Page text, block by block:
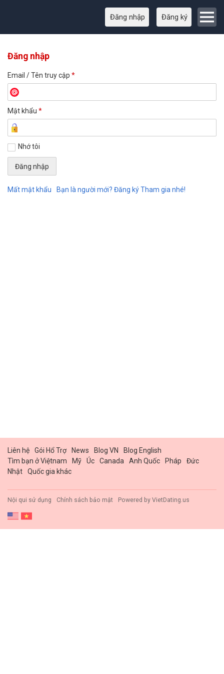
Đăng nhập Đăng ký
Đăng nhập
Email / Tên truy cập *
Mật khẩu *
Nhớ tôi
Mất mật khẩu Bạn là người mới? Đăng ký Tham gia nhé!
Liên hệ Gói Hổ Trợ News Blog VN
Blog English
Tìm bạn ở Việtnam
Mỹ Úc Canada Anh Quốc Pháp
Đức
Nhật
Quốc gia khác
Nội qui sử dụng Chính sách bảo mật Powered by VietDating.us